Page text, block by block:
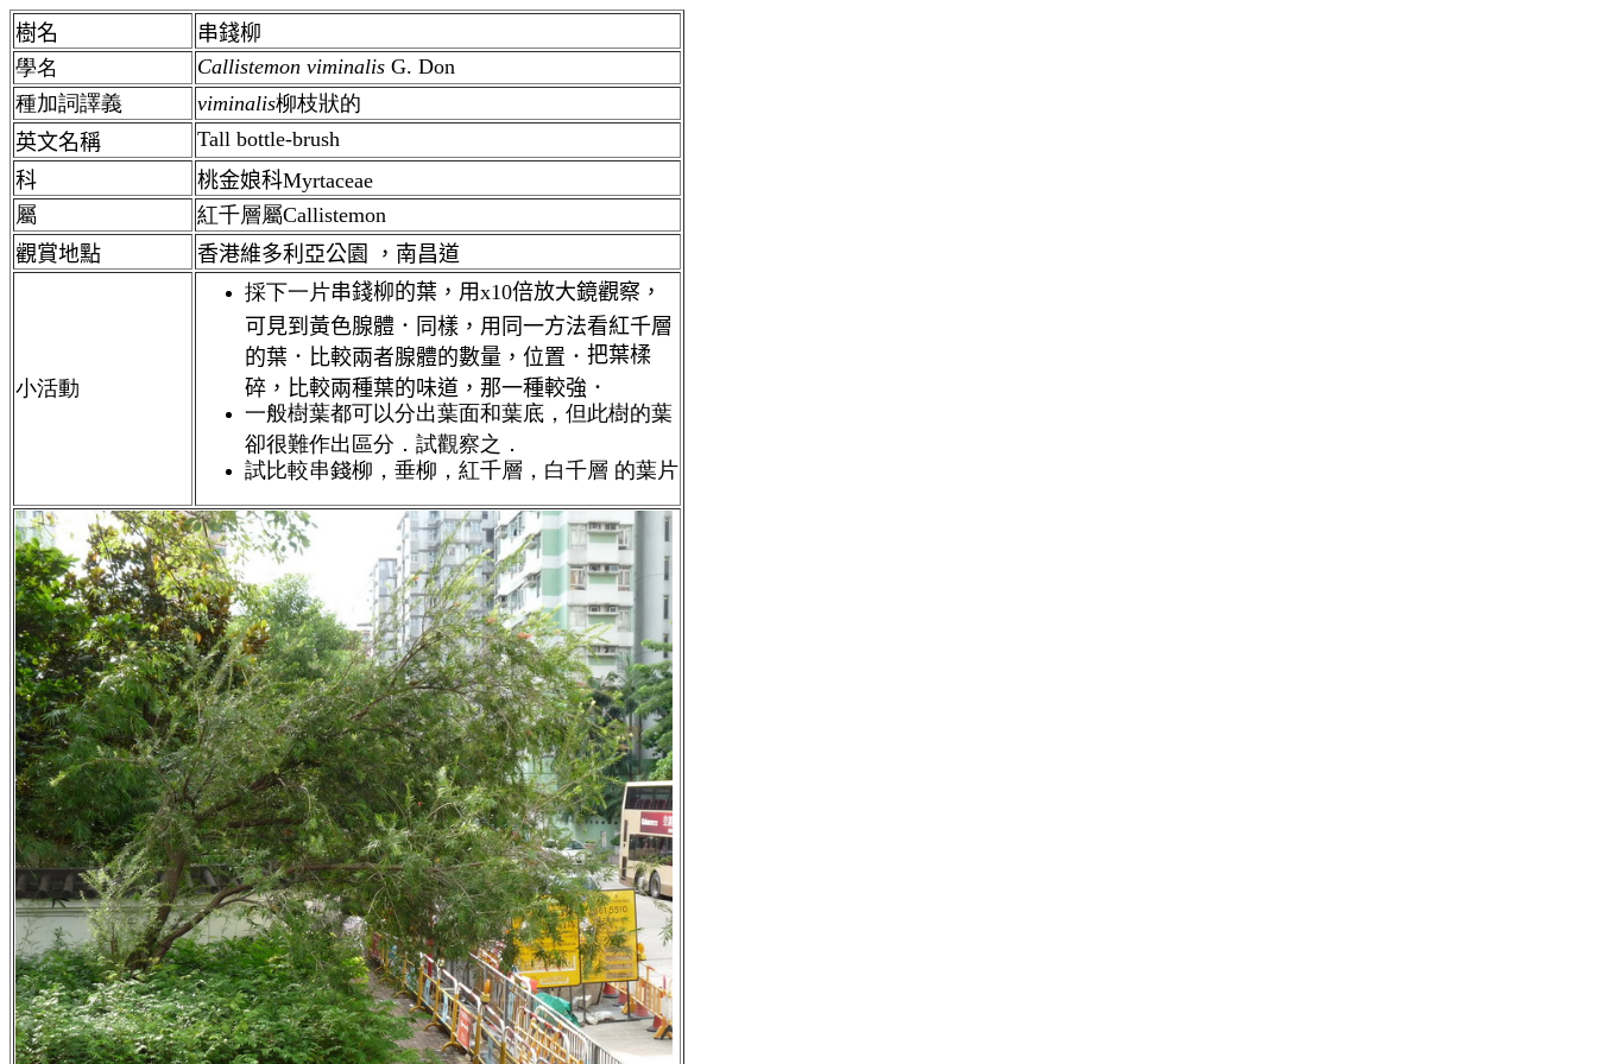
樹名
串錢柳
學名
Callistemon viminalis G. Don
種加詞譯義
viminalis柳枝狀的
英文名稱
Tall bottle-brush
科
桃金娘科Myrtaceae
屬
紅千層屬Callistemon
觀賞地點
香港維多利亞公園 ，南昌道
小活動
採下一片串錢柳的葉，用x10倍放大鏡觀察，
可見到黃色腺體．同樣，用同一方法看紅千層
的葉．比較兩者腺體的數量，位置． 把葉楺
碎，比較兩種葉的味道，那一種較強．
一般樹葉都可以分出葉面和葉底，但此樹的葉
卻很難作出區分．試觀察之．
試比較串錢柳，垂柳，紅千層，白千層 的葉片